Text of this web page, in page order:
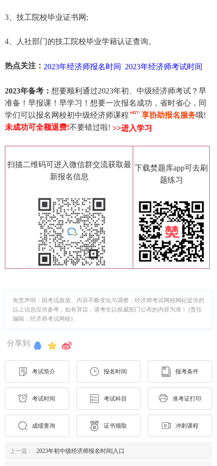
3、技工院校毕业证书网;
4、人社部门的技工院校毕业学籍认证查询。
热点关注： 2023年经济师报名时间 2023年经济师考试时间
2023年备考： 想要顺利通过2023年初、中级经济师考试？早
准备！早报课！早学习！想要一次报名成功，省时省心，同
学们可以报名网校初中级经济师课程
享协助报名服务哦!
未成功可全额退费!不要错过啦! >>进入学习
扫描二维码可进入微信群交流获取最
新报名信息
下载焚题库app可去刷
题练习
免责声明：因考试政策、内容不断变化与调整，经济师考试网校网站提供的
以上信息仅供参考，如有异议，请考生以权威部门公布的内容为准！ (责任
编辑：经济师考试网校)
分享到
考试简介 报名时间 报考条件
考试时间 考试科目 准考证打印
成绩查询 证书领取 冲刺课程
上一篇： 2023年初中级经济师报名时间|入口